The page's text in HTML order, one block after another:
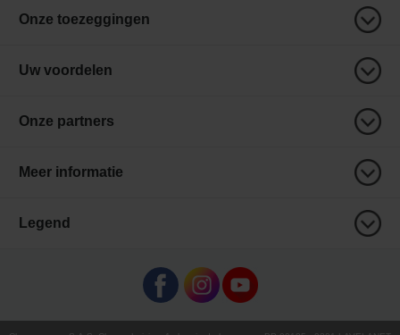
Onze toezeggingen
Uw voordelen
Onze partners
Meer informatie
Legend